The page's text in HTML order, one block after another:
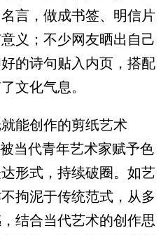
言，做成书签、明信片
义；不少网友晒出自己
的诗句贴入内页，搭配
文化气息。
能创作的剪纸艺术
当代青年艺术家赋予色
形式，持续破圈。如艺
拘泥于传统范式，从多
结合当代艺术的创作思